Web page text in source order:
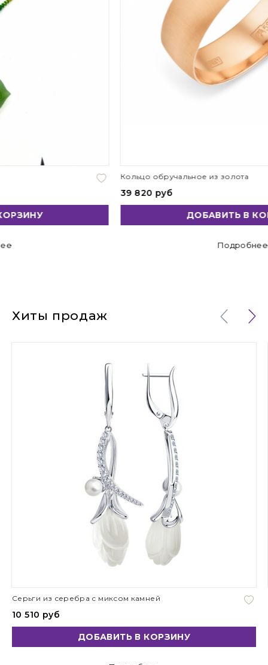
Кольцо обручальное из золота
ДОБАВИТЬ В КОРЗИНУ
Хиты продаж
Серьги из серебра с миксом камней
10 510 руб
ДОБАВИТЬ В КОРЗИНУ